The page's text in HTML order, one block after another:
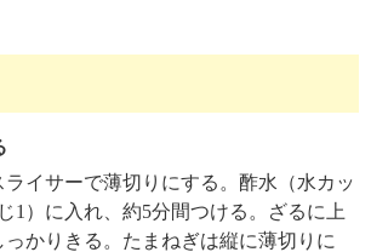
ライサーで薄切りにする。酢水（水カッ
1）に入れ、約5分間つける。ざるに上
っかりきる。たまねぎは縦に薄切りに